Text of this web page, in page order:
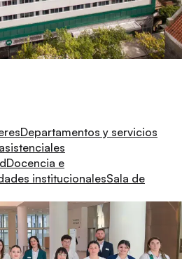
Departamentos y servicios
Docencia e
institucionalesSala de